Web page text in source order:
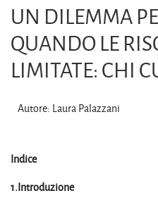
UN DILEMMA
QUANDO LE
LIMITATE: CHI
Autore: Laura Palazzani
Indice
1.Introduzione